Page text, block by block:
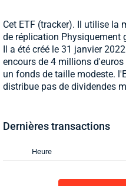
Cet ETF (tracker). Il utilise la
de réplication Physiquement
Il a été créé le 31 janvier
encours de 4 millions
un fonds de taille modeste.
distribue pas de dividendes
Dernières transactions
Heure